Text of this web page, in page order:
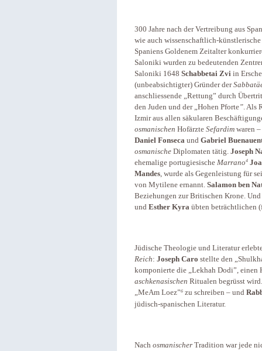
300 Jahre nach der Vertreibung aus
wie auch wissenschaftlich-
Spaniens Goldenem Zeitalter
Saloniki wurden zu bedeutenden
Saloniki 1648 Schabbetai Zvi in
(unbeabsichtigter) Gründer der
anschliessende „Rettung” durch
den Juden und der „Hohen Pforte” . Als
Izmir aus allen säkularen
osmanischen Hofärzte Sefardim waren
Daniel Fonseca und Gabriel
osmanische Diplomaten tätig. Joseph
ehemalige portugiesische Marrano4
Mandes, wurde als Gegenleistung für
von Mytilene ernannt. Salamon ben
Beziehungen zur Britischen Krone.
und Esther Kyra übten beträchtlichen
Jüdische Theologie und Literatur
Reich: Joseph Caro stellte den
komponierte die „Lekhah Dodi”, einen
aschkenasischen Ritualen begrüsst
„MeAm Loez”6 zu schreiben – und
jüdisch-spanischen Literatur.
Nach osmanischer Tradition war jede